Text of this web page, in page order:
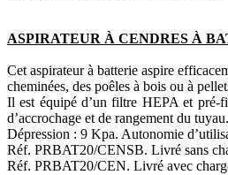
ASPIRATEUR À CENDRES À
Cet aspirateur à batterie aspire
cheminées, des poêles à bois ou à
Il est équipé d’un filtre HEPA et pré-
d’accrochage et de rangement du tuyau.
Dépression : 9 Kpa. Autonomie
Réf. PRBAT20/CENSB. Livré sans
Réf. PRBAT20/CEN. Livré avec